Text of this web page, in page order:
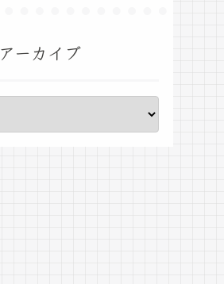
アーカイブ